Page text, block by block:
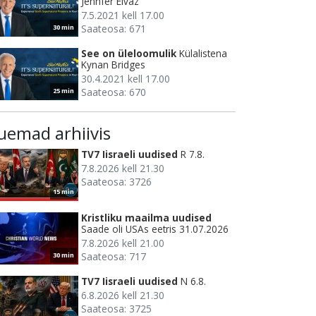
30 min
7.5.2021 kell 17.00
Saateosa: 671
25 min
See on üleloomulik Külalistena
Kynan Bridges
30.4.2021 kell 17.00
Saateosa: 670
arhiivis
15 min
TV7 Iisraeli uudised R 7.8.
7.8.2026 kell 21.30
Saateosa: 3726
30 min
Kristliku maailma uudised
Saade oli USAs eetris 31.07.2026
7.8.2026 kell 21.00
Saateosa: 717
TV7 Iisraeli uudised N 6.8.
6.8.2026 kell 21.30
Saateosa: 3725